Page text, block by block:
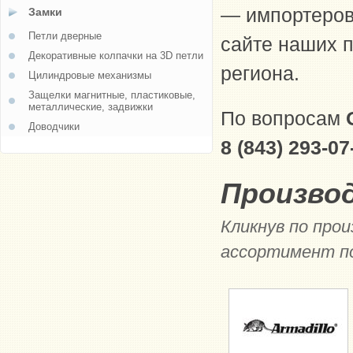
—
сайте наших
региона.
По вопросам
8 (843) 293-
Кликнув по
ассортимент
Замки
Петли дверные
Декоративные колпачки на 3D петли
Цилиндровые механизмы
Защелки магнитные, пластиковые,
металлические, задвижки
Доводчики